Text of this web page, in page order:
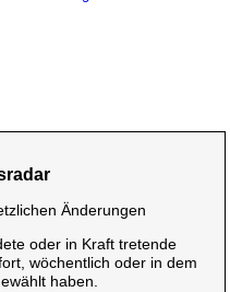
Änderungen
oder in Kraft tretende
wöchentlich oder in dem
haben.